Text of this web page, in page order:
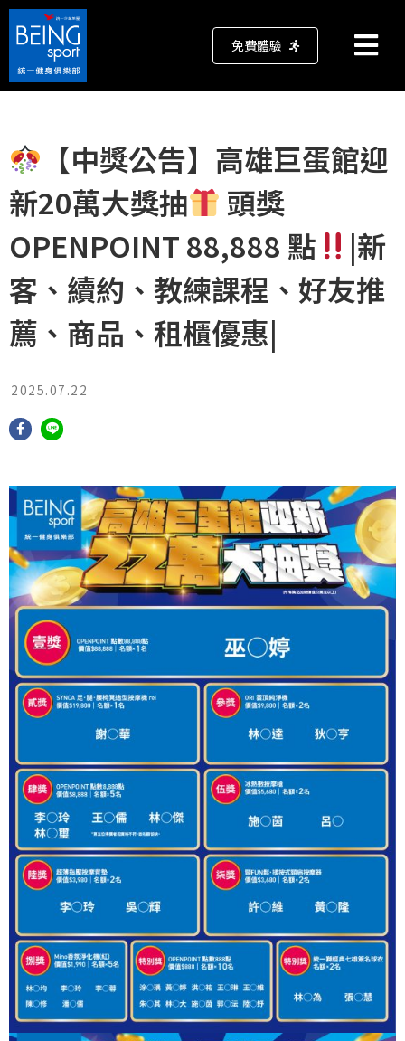
免費體驗
【中獎公告】高雄巨蛋館迎
新20萬大獎抽
頭獎
OPENPOINT 88,888 點
|新
客、續約、教練課程、好友推
薦、商品、租櫃優惠|
2025.07.22